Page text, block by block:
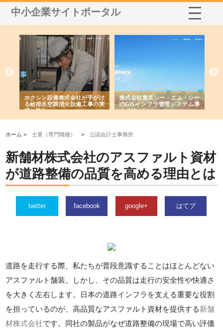
中小企業サイトポータル
株式会社東京シー・エム・シー
のGISインフラ管理システム導
入メリット
株式会社アクアスペースが水中
から陸上まで一貫施工できる理
由
れ続け
強み
ホーム >士業（専門職種） >公認会計士事務所
新舗材株式会社のアスファルト資材
が道路整備の品質を高める理由とは
twitter facebook google+ はてブ
道路を走行する際、私たちが普段意識することはほとんどない
アスファルト舗装。しかし、その品質は走行の安全性や快適さ
を大きく左右します。日本の道路インフラを支える重要な役割
を担っているのが、高品質なアスファルト資材を提供する新舗
材株式会社です。同社の製品がなぜ道路整備の現場で高い評価